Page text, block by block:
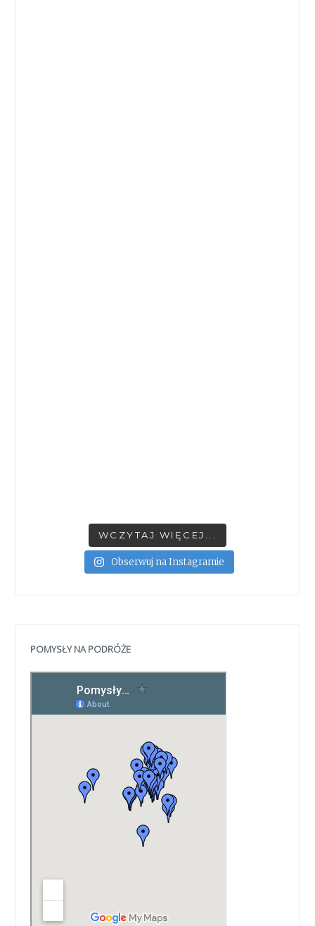
WCZYTAJ WIĘCEJ...
Obserwuj na Instagramie
POMYSŁY NA PODRÓŻE